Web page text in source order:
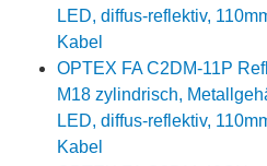
LED, diffus-reflektiv,
Kabel
OPTEX FA C2DM-11P
M18 zylindrisch,
LED, diffus-reflektiv,
Kabel